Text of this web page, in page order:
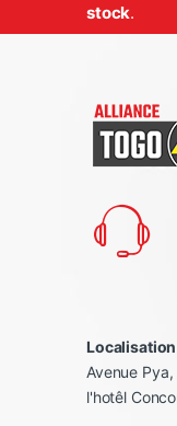
stock.
Localisation
Avenue
l'hotêl